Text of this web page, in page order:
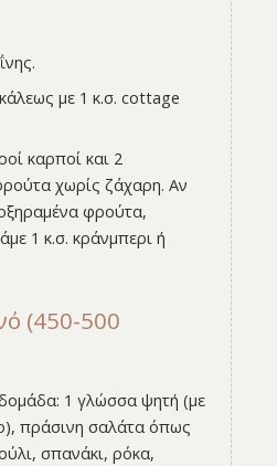
με 1 κ.σ. cottage
καρποί και 2
χωρίς ζάχαρη. Αν
φρούτα,
1 κ.σ. κράνμπερι ή
(450-500
1 γλώσσα ψητή (με
πράσινη σαλάτα όπως
σπανάκι, ρόκα,